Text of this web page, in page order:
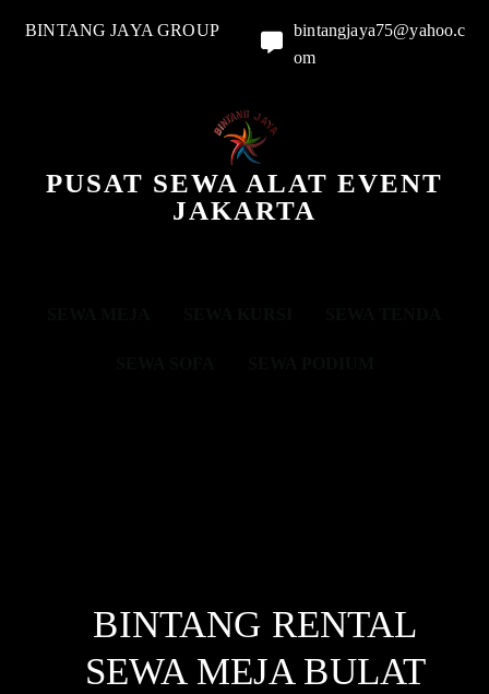
BINTANG JAYA GROUP
bintangjaya75@yahoo.c
om
PUSAT SEWA ALAT EVENT
JAKARTA
BINTANG RENTAL
SEWA MEJA BULAT